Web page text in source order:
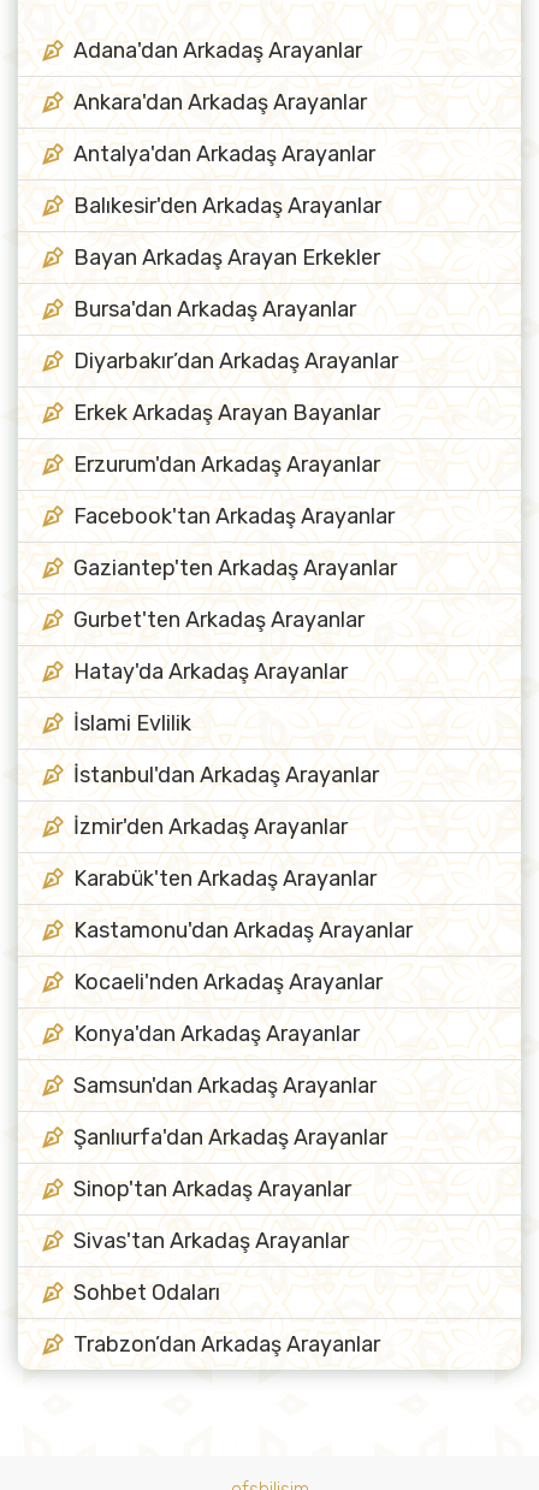
Adana'dan Arkadaş Arayanlar
Ankara'dan Arkadaş Arayanlar
Antalya'dan Arkadaş Arayanlar
Balıkesir'den Arkadaş Arayanlar
Bayan Arkadaş Arayan Erkekler
Bursa'dan Arkadaş Arayanlar
Diyarbakır’dan Arkadaş Arayanlar
Erkek Arkadaş Arayan Bayanlar
Erzurum'dan Arkadaş Arayanlar
Facebook'tan Arkadaş Arayanlar
Gaziantep'ten Arkadaş Arayanlar
Gurbet'ten Arkadaş Arayanlar
Hatay'da Arkadaş Arayanlar
İslami Evlilik
İstanbul'dan Arkadaş Arayanlar
İzmir'den Arkadaş Arayanlar
Karabük'ten Arkadaş Arayanlar
Kastamonu'dan Arkadaş Arayanlar
Kocaeli'nden Arkadaş Arayanlar
Konya'dan Arkadaş Arayanlar
Samsun'dan Arkadaş Arayanlar
Şanlıurfa'dan Arkadaş Arayanlar
Sinop'tan Arkadaş Arayanlar
Sivas'tan Arkadaş Arayanlar
Sohbet Odaları
Trabzon’dan Arkadaş Arayanlar